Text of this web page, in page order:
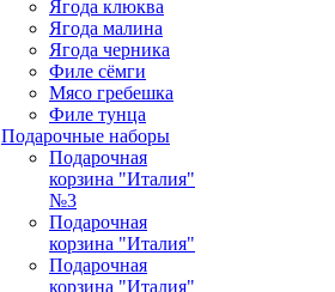
Ягода клюква
Ягода малина
Ягода черника
Филе сёмги
Мясо гребешка
Филе тунца
Подарочные наборы
Подарочная
корзина "Италия"
№3
Подарочная
корзина "Италия"
Подарочная
корзина "Италия"